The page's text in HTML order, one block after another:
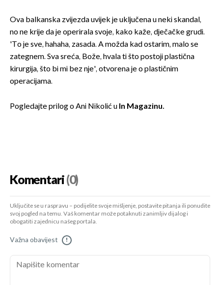
Ova balkanska zvijezda uvijek je uključena u neki skandal,
no ne krije da je operirala svoje, kako kaže, dječačke grudi.
'To je sve, hahaha, zasada. A možda kad ostarim, malo se
zategnem. Sva sreća, Bože, hvala ti što postoji plastična
kirurgija, što bi mi bez nje', otvorena je o plastičnim
operacijama.
Pogledajte prilog o Ani Nikolić u In Magazinu.
Komentari(0)
Uključite se u raspravu – podijelite svoje mišljenje, postavite pitanja ili ponudite
svoj pogled na temu. Vaš komentar može potaknuti zanimljiv dijalog i
obogatiti zajednicu našeg portala.
Važna obavijest !